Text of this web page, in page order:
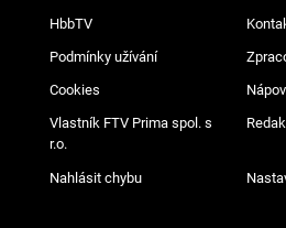
HbbTV
Podmínky užívání
Cookies
Vlastník FTV Prima spol. s
r.o.
Nahlásit chybu